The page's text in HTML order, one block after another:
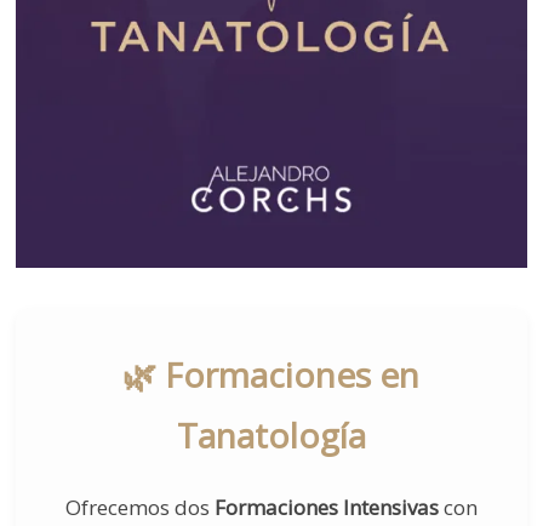
🌿 Formaciones en
Tanatología
Ofrecemos dos Formaciones Intensivascon